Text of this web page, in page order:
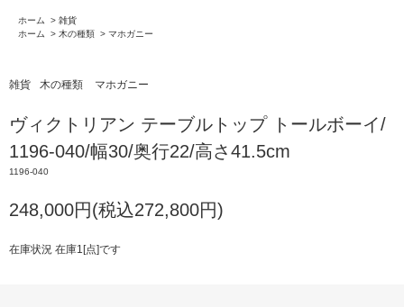
ホーム > 雑貨
ホーム
> 木の種類 > マホガニー
雑貨 木の種類 マホガニー
ヴィクトリアン テーブルトップ トールボーイ/
1196-040/幅30/奥行22/高さ41.5cm
1196-040
248,000円(税込272,800円)
在庫状況 在庫1[点]です